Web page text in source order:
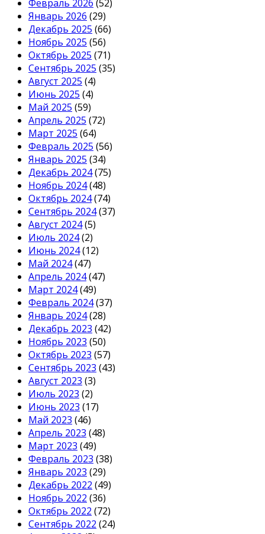
Февраль 2026 (52)
Январь 2026 (29)
Декабрь 2025 (66)
Ноябрь 2025 (56)
Октябрь 2025 (71)
Сентябрь 2025 (35)
Август 2025 (4)
Июнь 2025 (4)
Май 2025 (59)
Апрель 2025 (72)
Март 2025 (64)
Февраль 2025 (56)
Январь 2025 (34)
Декабрь 2024(75)
Ноябрь 2024(48)
Октябрь 2024(74)
Сентябрь 2024(37)
Август 2024(5)
Июль 2024(2)
Июнь 2024(12)
Май 2024(47)
Апрель 2024(47)
Март 2024(49)
Февраль 2024(37)
Январь 2024(28)
Декабрь 2023 (42)
Ноябрь 2023 (50)
Октябрь 2023 (57)
Сентябрь 2023 (43)
Август 2023 (3)
Июль 2023 (2)
Июнь 2023 (17)
Май 2023 (46)
Апрель 2023 (48)
Март 2023 (49)
Февраль 2023 (38)
Январь 2023 (29)
Декабрь 2022 (49)
Ноябрь 2022 (36)
Октябрь 2022 (72)
Сентябрь 2022 (24)